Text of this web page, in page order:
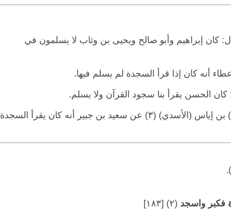
إبراهيم وأبو صالح ويحيى بن وثاب لا يسلمون في
أنه كان إذا قرأ السجدة لم يسلم فيها.
الحسن يقرأ بنا سجود القرآن ولا يسلم.
حدثنا عباد (١) عن (وقاء) (٢) بن إياس (الأسدي) (٣) عن سعيد بن جبير أنه كان يقرأ السجدة
.
(٢) [١٨٣]